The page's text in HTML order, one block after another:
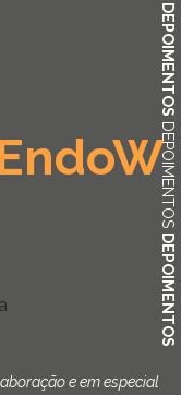
DEPOIMENTOS
DEPOIMENTOS
DEPOIMENTOS
e em especial